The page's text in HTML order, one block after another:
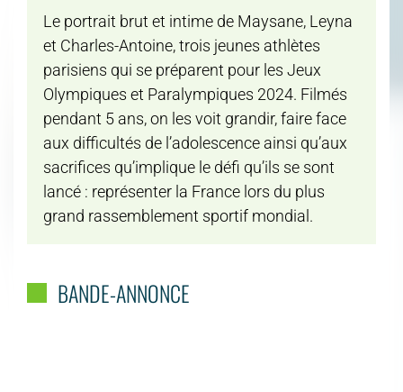
Le portrait brut et intime de Maysane, Leyna
et Charles-Antoine, trois jeunes athlètes
parisiens qui se préparent pour les Jeux
Olympiques et Paralympiques 2024. Filmés
pendant 5 ans, on les voit grandir, faire face
aux difficultés de l’adolescence ainsi qu’aux
sacrifices qu’implique le défi qu’ils se sont
lancé : représenter la France lors du plus
grand rassemblement sportif mondial.
BANDE-ANNONCE